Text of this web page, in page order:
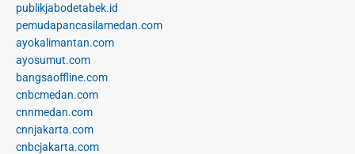
publikjabodetabek.id
pemudapancasilamedan.com
ayokalimantan.com
ayosumut.com
bangsaoffline.com
cnbcmedan.com
cnnmedan.com
cnnjakarta.com
cnbcjakarta.com